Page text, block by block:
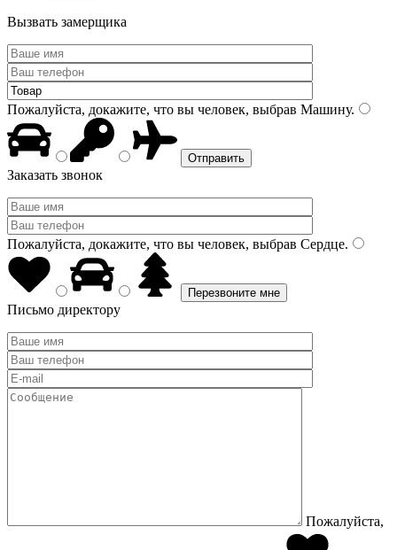
Вызвать замерщика
Пожалуйста, докажите, что вы человек, выбрав Машину.
Заказать звонок
Пожалуйста, докажите, что вы человек, выбрав Сердце.
Письмо директору
Пожалуйста,